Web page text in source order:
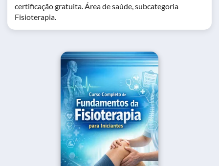
certificação gratuita. Área de saúde, subcategoria
Fisioterapia.